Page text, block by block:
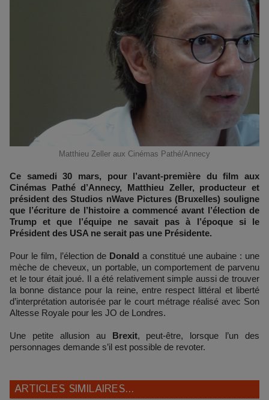
Matthieu Zeller aux Cinémas Pathé/Annecy
Ce samedi 30 mars, pour l’avant-première du film aux
Cinémas Pathé d’Annecy, Matthieu Zeller, producteur et
président des Studios nWave Pictures (Bruxelles) souligne
que l’écriture de l’histoire a commencé avant l’élection de
Trump et que l’équipe ne savait pas à l’époque si le
Président des USA ne serait pas une Présidente.
Pour le film, l’élection de Donald a constitué une aubaine : une
mèche de cheveux, un portable, un comportement de parvenu
et le tour était joué. Il a été relativement simple aussi de trouver
la bonne distance pour la reine, entre respect littéral et liberté
d’interprétation autorisée par le court métrage réalisé avec Son
Altesse Royale pour les JO de Londres.
Une petite allusion au Brexit, peut-être, lorsque l’un des
personnages demande s’il est possible de revoter.
ARTICLES SIMILAIRES...